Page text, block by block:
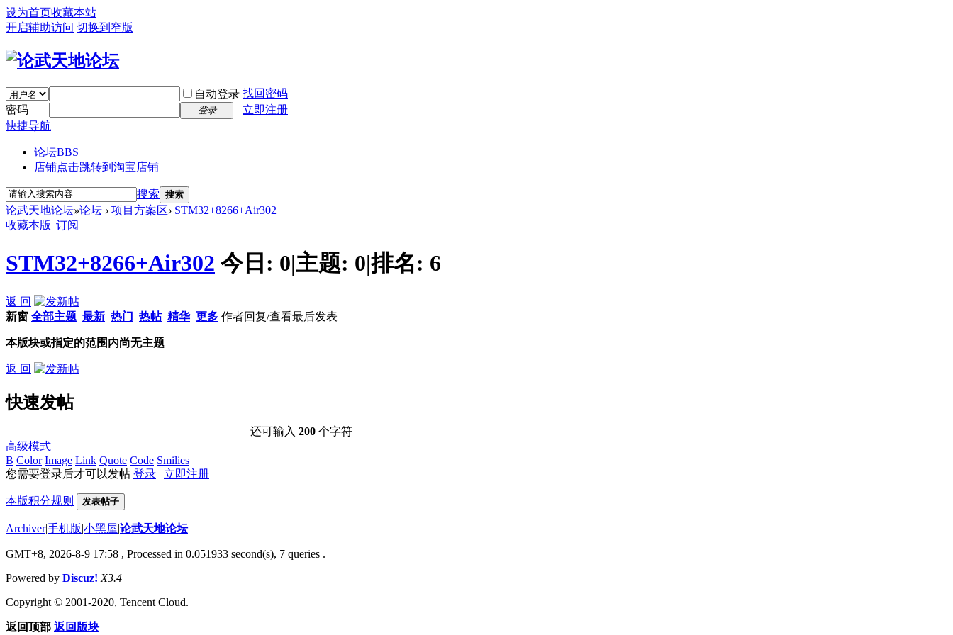
设为首页收藏本站
开启辅助访问 切换到窄版
自动登录 找回密码
密码
登录
立即注册
快捷导航
论坛BBS
店铺点击跳转到淘宝店铺
搜索 搜索
论武天地论坛»论坛 › 项目方案区› STM32+8266+Air302
收藏本版 |订阅
STM32+8266+Air302 今日: 0|主题: 0|排名: 6
返 回
新窗 全部主题 最新 热门 热帖 精华 更多 作者回复/查看最后发表
本版块或指定的范围内尚无主题
返 回
快速发帖
还可输入200 个字符
高级模式
B Color Image Link Quote Code Smilies
您需要登录后才可以发帖 登录 | 立即注册
本版积分规则 发表帖子
Archiver|手机版|小黑屋|论武天地论坛
GMT+8, 2026-8-9 17:58 , Processed in 0.051933 second(s), 7 queries .
Powered by Discuz! X3.4
Copyright © 2001-2020, Tencent Cloud.
返回顶部 返回版块